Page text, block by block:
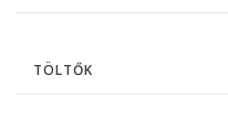
TÖLTŐK